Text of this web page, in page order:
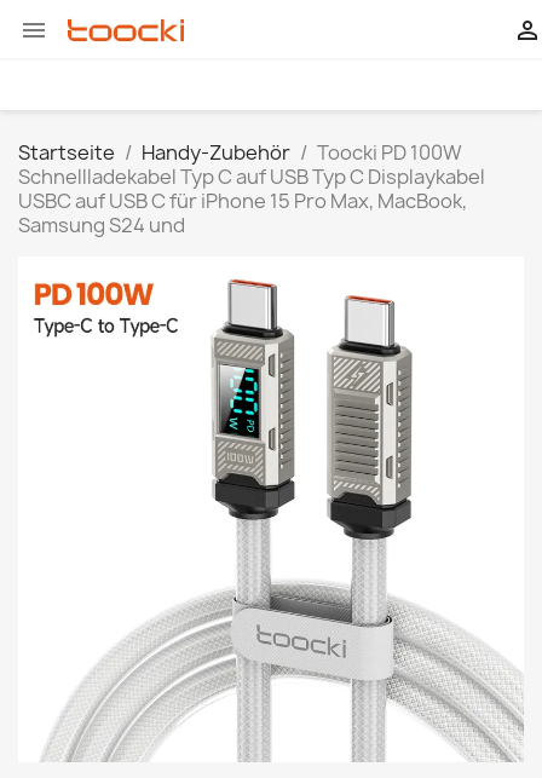
 
Startseite Handy-Zubehör
Toocki PD 100W
Schnellladekabel Typ C auf USB Typ C Displaykabel
USBC auf USB C für iPhone 15 Pro Max, MacBook,
Samsung S24 und